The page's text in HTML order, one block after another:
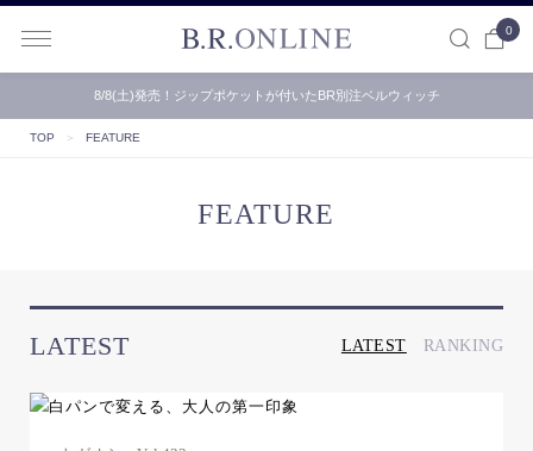
0
8/8(土)発売！ジップポケットが付いたBR別注ベルウィッチ
TOP ＞ FEATURE
FEATURE
LATEST LATEST RANKING